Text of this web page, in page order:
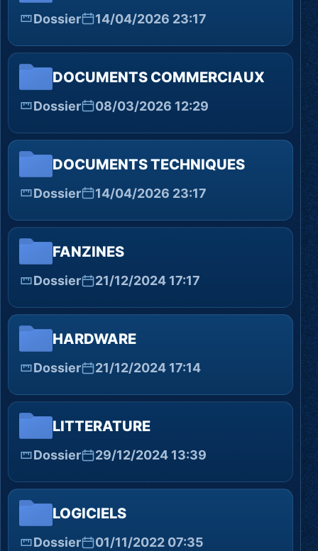
Dossier 14/04/2026 23:17
DOCUMENTS COMMERCIAUX
Dossier 08/03/2026 12:29
DOCUMENTS TECHNIQUES
Dossier 14/04/2026 23:17
FANZINES
Dossier 21/12/2024 17:17
HARDWARE
Dossier 21/12/2024 17:14
LITTERATURE
Dossier 29/12/2024 13:39
LOGICIELS
Dossier 01/11/2022 07:35